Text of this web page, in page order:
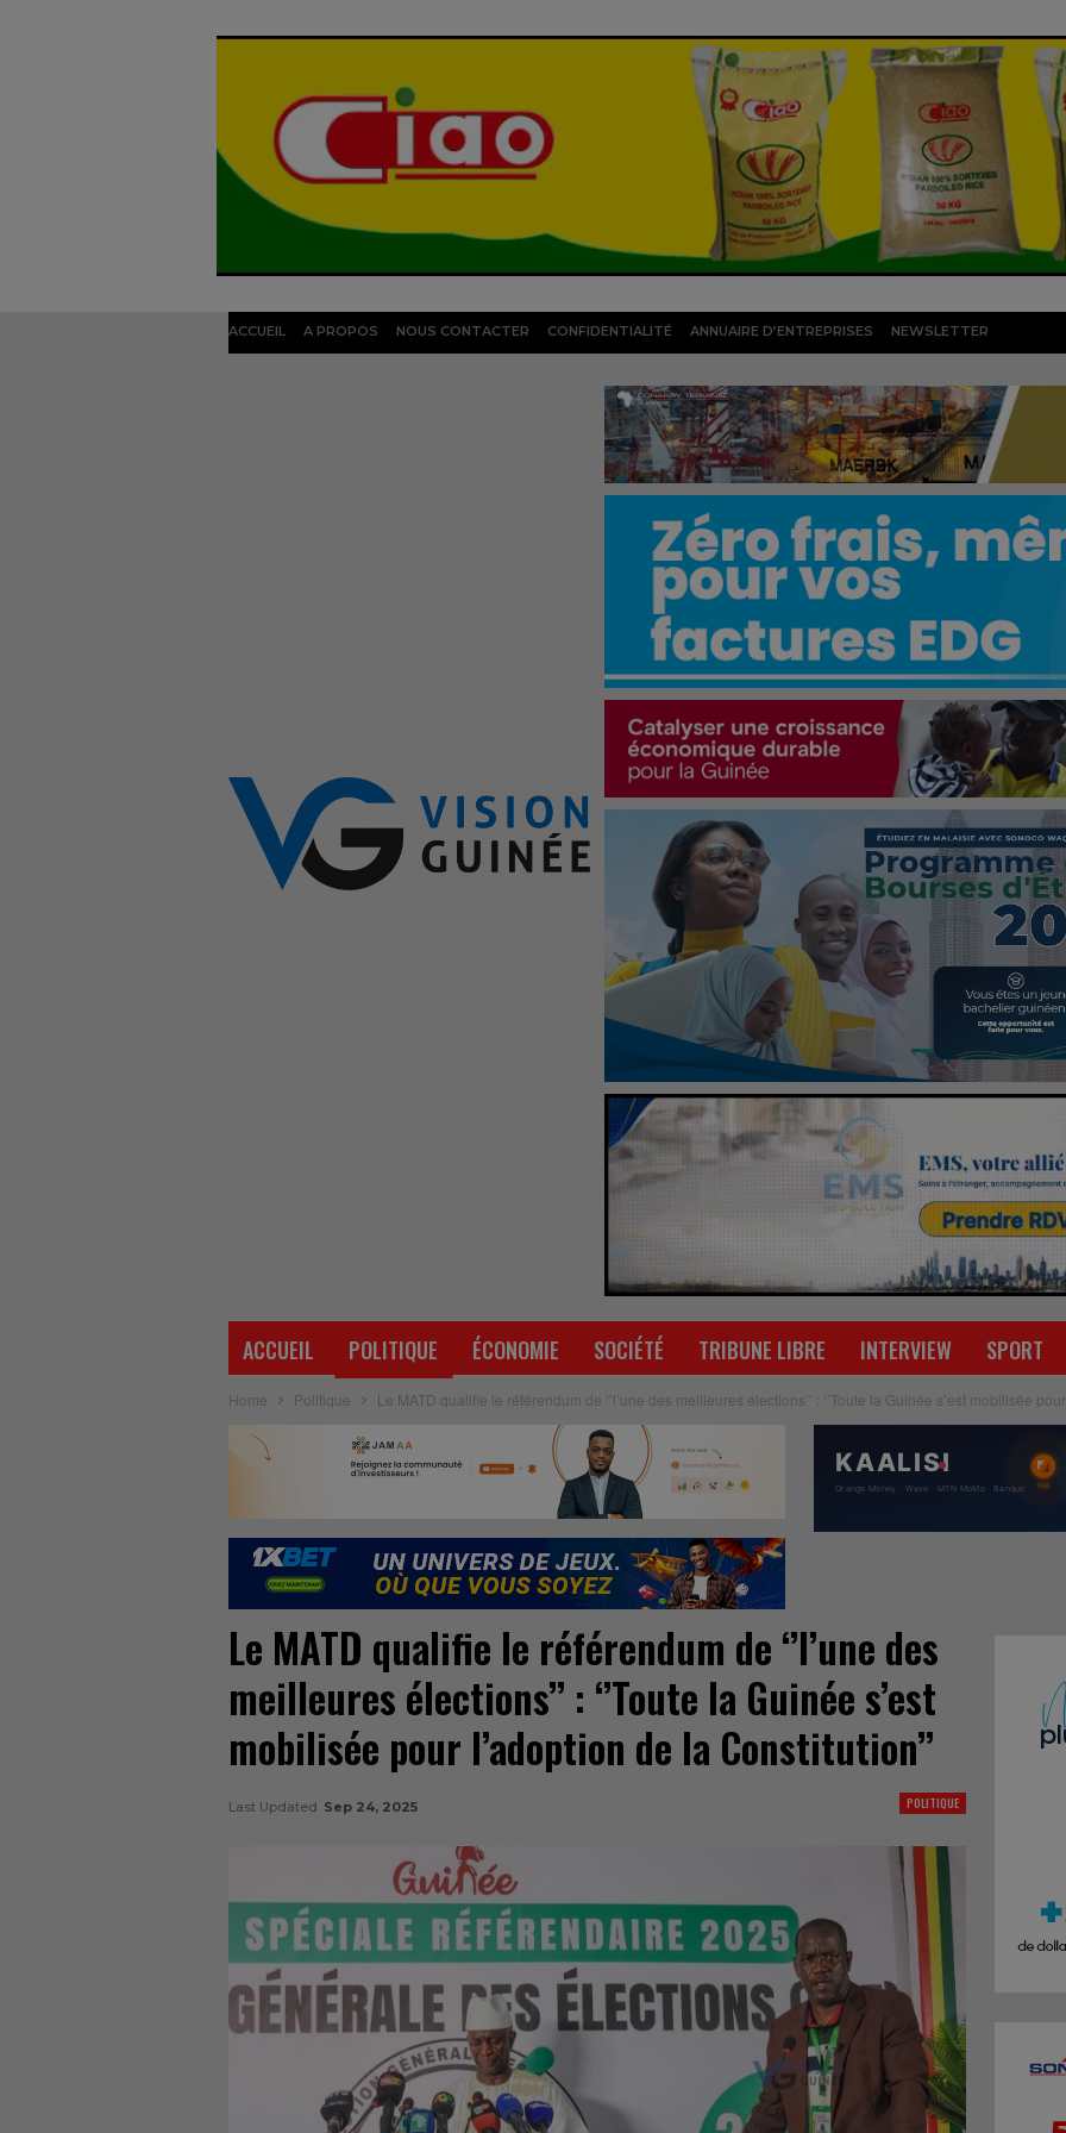
ACCUEIL A PROPOS NOUS CONTACTER CONFIDENTIALITÉ ANNUAIRE D’ENTREPRISES NEWSLETTER
ACCUEIL POLITIQUE ÉCONOMIE SOCIÉTÉ TRIBUNE LIBRE INTERVIEW SPORT
Home Politique Le MATD qualifie le référendum de ‘’l’une des meilleures élections’’ : ‘’Toute la Guinée s’est mobilisée
Le MATD qualifie le référendum de ‘’l’une des
meilleures élections’’ : ‘’Toute la Guinée s’est
mobilisée pour l’adoption de la Constitution’’
POLITIQUE
Last Updated Sep 24, 2025